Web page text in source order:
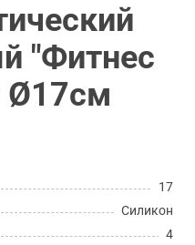
"Фитнес
Ø17см
17
Силикон
4